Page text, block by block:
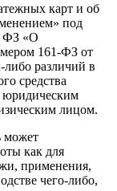
карт и об
под
ФЗ «О
161-ФЗ от
либо различий в
средства
юридическим
лицом.
может
как для
применения,
чего-либо,